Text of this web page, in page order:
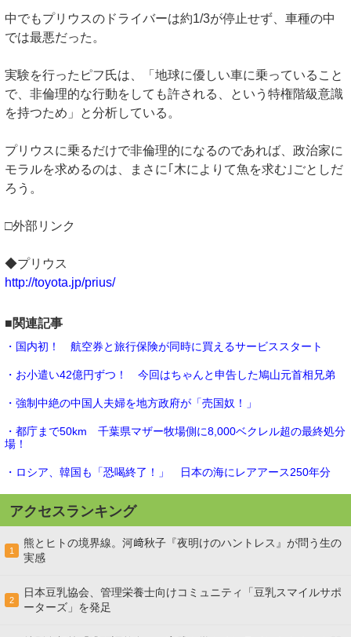
中でもプリウスのドライバーは約1/3が停止せず、車種の中
では最悪だった。
実験を行ったピフ氏は、「地球に優しい車に乗っていること
で、非倫理的な行動をしても許される、という特権階級意識
を持つため」と分析している。
プリウスに乗るだけで非倫理的になるのであれば、政治家に
モラルを求めるのは、まさに｢木によりて魚を求む｣ごとしだ
ろう。
□外部リンク
◆プリウス
http://toyota.jp/prius/
■関連記事
・国内初！ 航空券と旅行保険が同時に買えるサービススタート
・お小遣い42億円ずつ！ 今回はちゃんと申告した鳩山元首相兄弟
・強制中絶の中国人夫婦を地方政府が「売国奴！」
・都庁まで50km 千葉県マザー牧場側に8,000ベクレル超の最終処分
場！
・ロシア、韓国も「恐喝終了！」 日本の海にレアアース250年分
アクセスランキング
1
熊とヒトの境界線。河﨑秋子『夜明けのハントレス』が問う生の
実感
2
日本豆乳協会、管理栄養士向けコミュニティ「豆乳スマイルサポ
ーターズ」を発足